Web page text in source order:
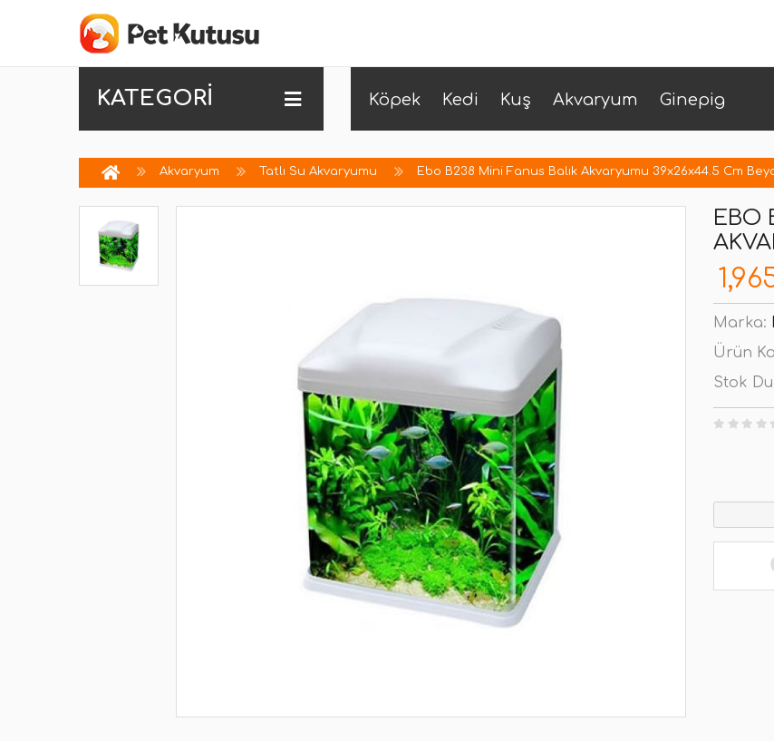
KATEGORİ Köpek Kedi Kuş Akvaryum Ginepig
Akvaryum Tatlı Su Akvaryumu Ebo B238 Mini Fanus Balık Akvaryumu 39x26x44.5 Cm
EBO
Marka:
Ürün
Stok